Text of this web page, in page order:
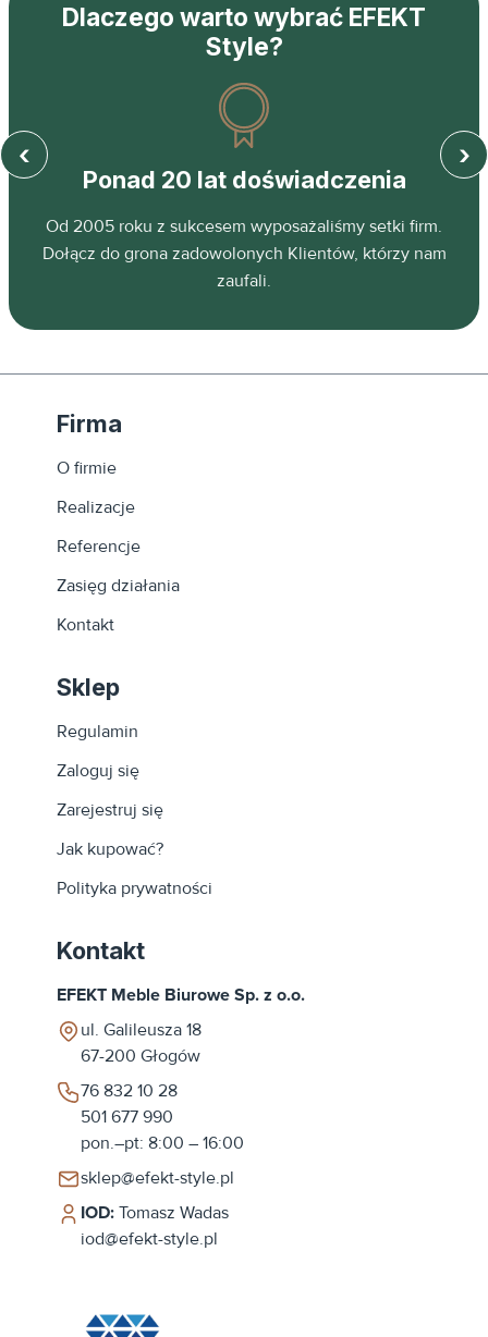
Dlaczego warto wybrać EFEKT
Style?
Ponad 20 lat doświadczenia
Od 2005 roku z sukcesem wyposażaliśmy setki firm.
Dołącz do grona zadowolonych Klientów, którzy nam
zaufali.
‹ ›
Firma
O firmie
Realizacje
Referencje
Zasięg działania
Kontakt
Sklep
Regulamin
Zaloguj się
Zarejestruj się
Jak kupować?
Polityka prywatności
Kontakt
EFEKT Meble Biurowe Sp. z o.o.
ul. Galileusza 18
67-200 Głogów
76 832 10 28
501 677 990
pon.–pt: 8:00 – 16:00
sklep@efekt-style.pl
IOD: Tomasz Wadas
iod@efekt-style.pl